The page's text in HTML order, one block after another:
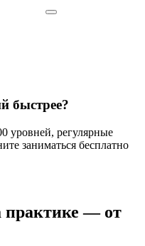
быстрее?
уровней, регулярные
заниматься бесплатно
практике — от